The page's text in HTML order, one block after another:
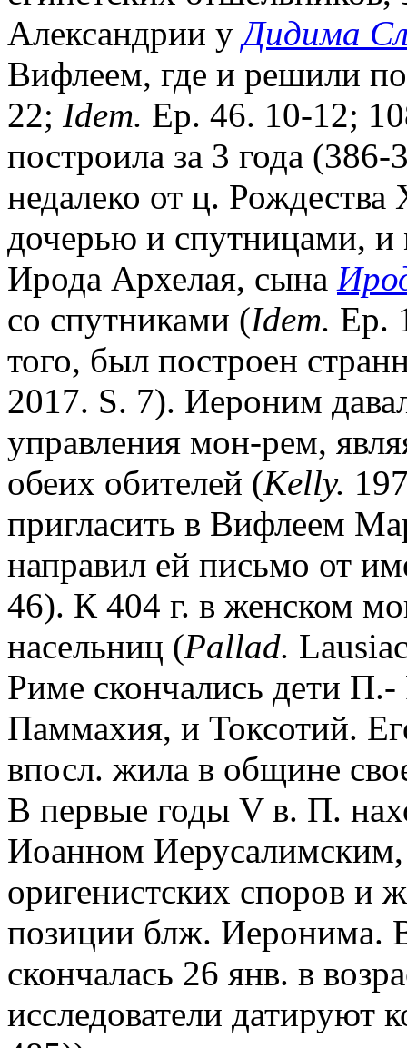
Александрии уДидима
Вифлеем, где и решили
22; Idem. Ep. 46. 10-12;
построила за 3 года
недалеко от ц. Рождества
дочерью и спутницами,
Ирода Архелая, сына
со спутниками (Idem. Ep.
того, был построен
2017. S. 7). Иероним
управления мон-рем,
обеих обителей (Kelly.
пригласить в Вифлеем
направил ей письмо от
46). К 404 г. в женском
насельниц (Pallad.
Риме скончались дети
Паммахия, и Токсотий.
впосл. жила в общине
В первые годы V в. П.
Иоанном
оригенистских споров и
позиции блж. Иеронима.
скончалась 26 янв. в
исследователи датируют